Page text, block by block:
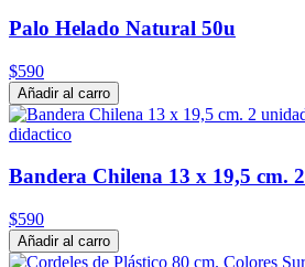
Palo Helado Natural 50u
$590
Añadir al carro
Bandera Chilena 13 x 19,5 cm.
$590
Añadir al carro